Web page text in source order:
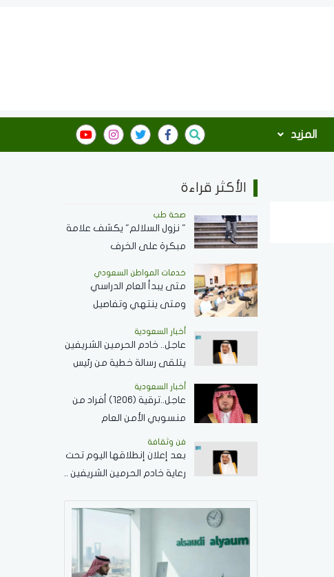
المزيد
الأكثر قراءة
صحة طب
" نزول السلالم" يكشف علامة
مبكرة على الخرف
خدمات المواطن السعودي
‏متى يبدأ العام الدراسي
ومتى ينتهي وتفاصيل
أخبار السعودية
عاجل.. خادم الحرمين الشريفين
يتلقى رسالة خطية من رئيس
جمهورية زيمبابوي حول
العلاقات الثنائية
أخبار السعودية
عاجل..ترقية (1206) أفراد من
منسوبي الأمن العام
بمختلف التخصصات
فن وثقافة
بعد إعلان إنطلاقها اليوم تحت
رعاية خادم الحرمين الشريفين ..
مسابقة الملك عبدالعزيز
الدولية لحفظ القرآن الكريم